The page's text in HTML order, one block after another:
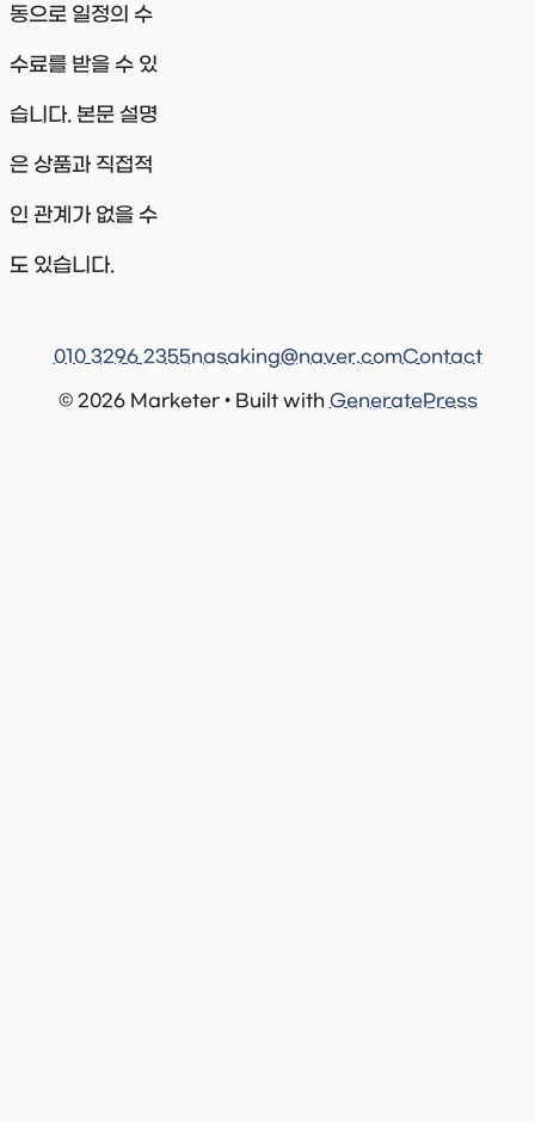
동으로 일정의 수
수료를 받을 수 있
습니다. 본문 설명
은 상품과 직접적
인 관계가 없을 수
도 있습니다.
© 2026 Marketer • Built with GeneratePress
010 3296 2355nasaking@naver.comContact